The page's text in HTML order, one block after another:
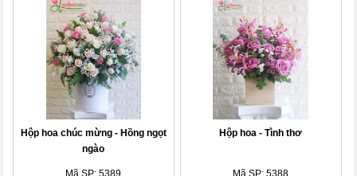
Hộp hoa chúc mừng - Hồng ngọt
ngào
Hộp hoa - Tình thơ